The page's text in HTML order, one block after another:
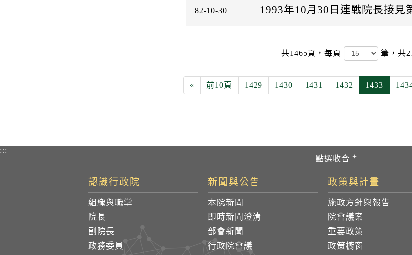
1993年10月30日連戰院長接見
82-10-30
共1465頁，每頁 筆，共
« 前10頁 1429 1430 1431 1432 1433
:::
認識行政院
組織與職掌
院長
副院長
政務委員
新聞與公告
本院新聞
即時新聞澄清
部會新聞
行政院會議
政策與計畫
施政方針與報告
院會議案
重要政策
政策櫥窗